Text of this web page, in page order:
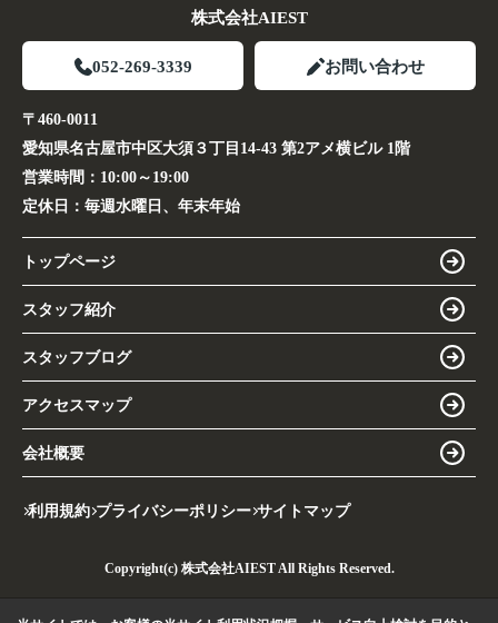
株式会社AIEST
052-269-3339 お問い合わせ
〒460-0011
愛知県名古屋市中区大須３丁目14-43 第2アメ横ビル 1階
営業時間： 10:00～19:00
定休日： 毎週水曜日、年末年始
トップページ
スタッフ紹介
スタッフブログ
アクセスマップ
会社概要
利用規約 プライバシーポリシー サイトマップ
Copyright(c) 株式会社AIEST All Rights Reserved.